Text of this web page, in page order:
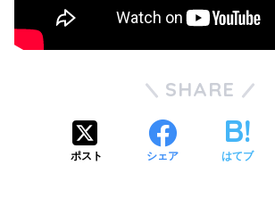
SHARE
ポスト シェア はてブ